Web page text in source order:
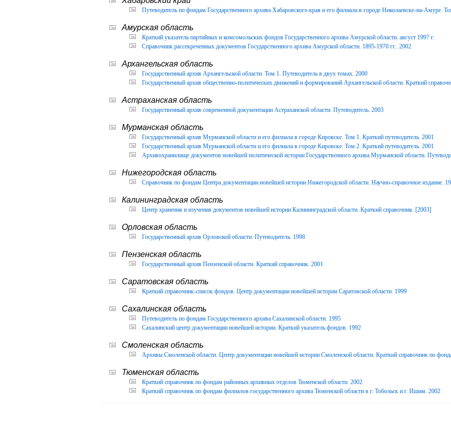
Путеводитель по фондам Государственного архива Хабаровского края и его филиала в городе Николаевске-на-Амуре.
Амурская область
Краткий указатель партийных и комсомольских фондов Государственного архива Амурской области. август 1997 г.
Справочник рассекреченных документов Государственного архива Амурской области. 1895-1970 гг.. 2002
Архангельская область
Государственный архив Архангельской области. Том 1. Путеводитель в двух томах. 2000
Государственный архив общественно-политических движений и формирований Архангельской области. Краткий
Астраханская область
Государственный архив современной документации Астраханской области. Путеводитель. 2003
Мурманская область
Государственный архив Мурманской области и его филиала в городе Кировске. Том 1. Краткий путеводитель. 2001
Государственный архив Мурманской области и его филиала в городе Кировске. Том 2. Краткий путеводитель. 2001
Архивохранилище документов новейшей политической истории Государственного архива Мурманской области.
Нижегородская область
Справочник по фондам Центра документации новейшей истории Нижегородской области. Научно-справочное издание.
Калининградская область
Центр хранения и изучения документов новейшей истории Калининградской области. Краткий справочник. [2003]
Орловская область
Государственный архив Орловской области. Путеводитель. 1998
Пензенская область
Государственный архив Пензенской области. Краткий справочник. 2001
Саратовская область
Краткий справочник-список фондов. Центр документации новейшей истории Саратовской области. 1999
Сахалинская область
Путеводитель по фондам Государственного архива Сахалинской области. 1995
Сахалинский центр документации новейшей истории. Краткий указатель фондов. 1992
Смоленская область
Архивы Смоленской области. Центр документации новейшей истории Смоленской области. Краткий справочник по
Тюменская область
Краткий справочник по фондам районных архивных отделов Тюменской области. 2002
Краткий справочник по фондам филиалов государственного архива Тюменской области в г. Тобольск и г. Ишим. 2002